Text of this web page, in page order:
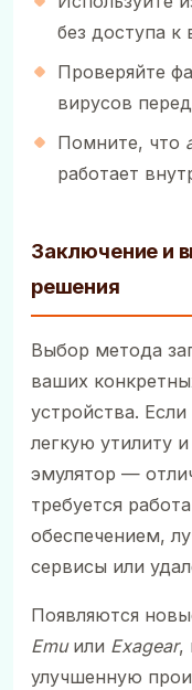
без доступа
Проверяйте
вирусов
Помните, что
работает
Заключение и
решения
Выбор метода
ваших
устройства.
легкую утилиту
эмулятор —
требуется
обеспечением,
сервисы или
Появляются
Emuили Exagear,
улучшенную